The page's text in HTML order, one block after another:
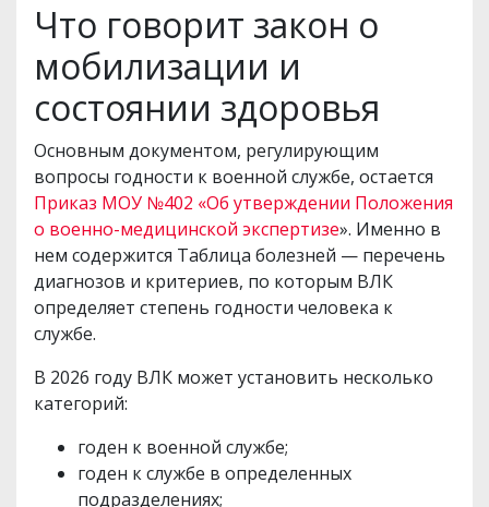
Что говорит закон о
мобилизации и
состоянии здоровья
Основным документом, регулирующим
вопросы годности к военной службе, остается
Приказ МОУ №402 «Об утверждении Положения
о военно-медицинской экспертизе». Именно в
нем содержится Таблица болезней — перечень
диагнозов и критериев, по которым ВЛК
определяет степень годности человека к
службе.
В 2026 году ВЛК может установить несколько
категорий:
годен к военной службе;
годен к службе в определенных
подразделениях;